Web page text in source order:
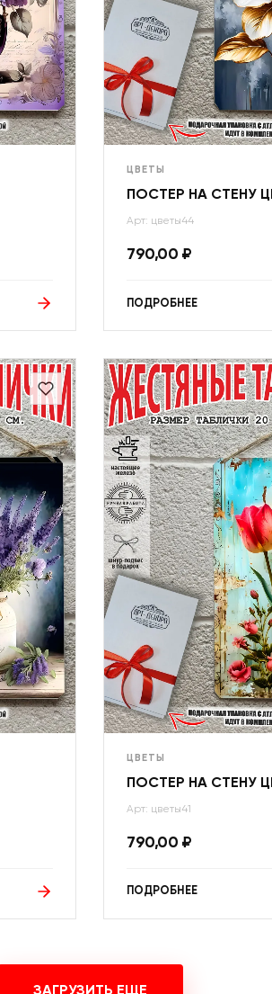
ЦВЕТЫ
ПОСТЕР НА СТЕНУ
Арт: цветы44
790,00 ₽
ПОДРОБНЕЕ
ЦВЕТЫ
ПОСТЕР НА СТЕНУ
Арт: цветы41
790,00 ₽
ПОДРОБНЕЕ
ЗАГРУЗИТЬ ЕЩЕ